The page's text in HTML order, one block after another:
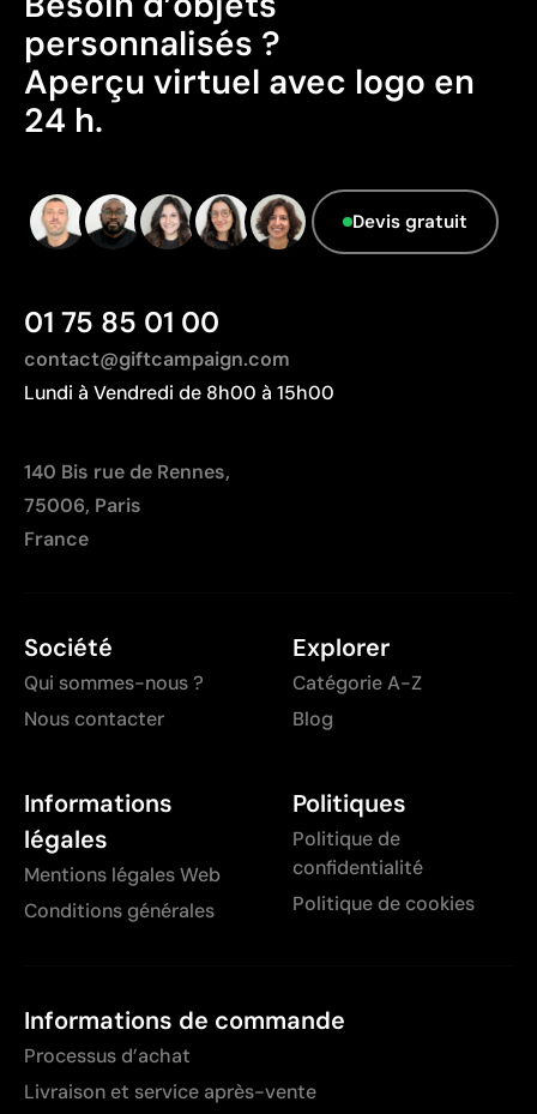
Données avancées - Points: 0 / 5
Le fournisseur ne dispose pas de cette
information.
personnalisés ?
Aperçu virtuel avec logo en
24 h.
Devis gratuit
01 75 85 01 00
contact@giftcampaign.com
Lundi à Vendredi de 8h00 à 15h00
140 Bis rue de Rennes,
75006, Paris
France
Société
Qui sommes-nous ?
Nous contacter
Explorer
Catégorie A-Z
Blog
Informations
légales
Mentions légales Web
Conditions générales
Politiques
Politique de
confidentialité
Politique de cookies
Informations de commande
Processus d’achat
Livraison et service après-vente